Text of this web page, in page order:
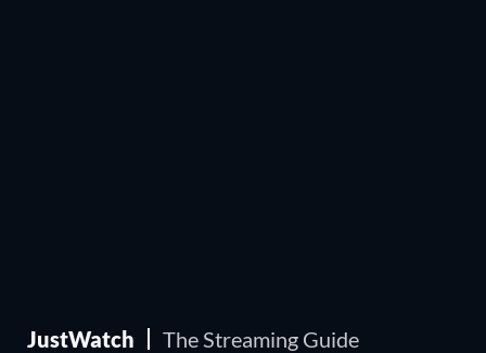
JustWatch The Streaming Guide